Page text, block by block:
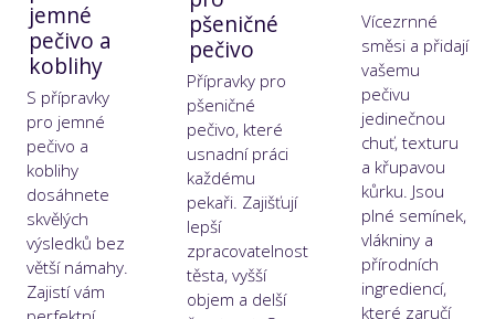
jemné
pečivo a
koblihy
S přípravky
pro jemné
pečivo a
koblihy
dosáhnete
skvělých
výsledků bez
větší námahy.
Zajistí vám
pšeničné
pečivo
Přípravky pro
pšeničné
pečivo, které
usnadní práci
každému
pekaři. Zajišťují
lepší
zpracovatelnost
těsta, vyšší
objem a delší
Vícezrnné
směsi a přidají
vašemu
pečivu
jedinečnou
chuť, texturu
a křupavou
kůrku. Jsou
plné semínek,
vlákniny a
přírodních
ingrediencí,
které zaručí